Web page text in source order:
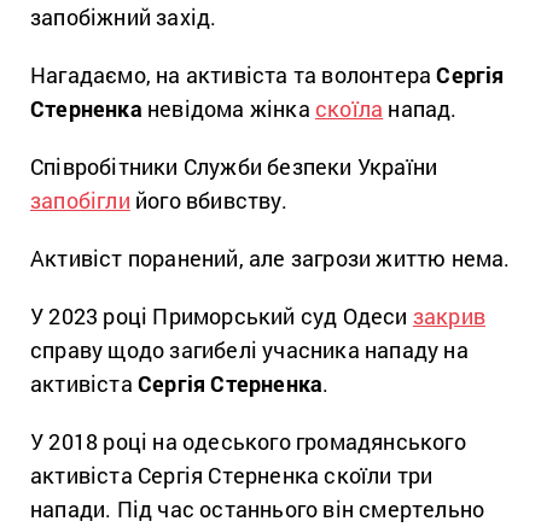
запобіжний захід.
Нагадаємо, на активіста та волонтераСергія
Стерненка невідома жінка скоїла напад.
Співробітники Служби безпеки України
запобігли його вбивству.
Активіст поранений, але загрози життю нема.
У 2023 році Приморський суд Одеси закрив
справу щодо загибелі учасника нападу на
активіста Сергія Стерненка.
У 2018 році на одеського громадянського
активіста Сергія Стерненка скоїли три
напади. Під час останнього він смертельно